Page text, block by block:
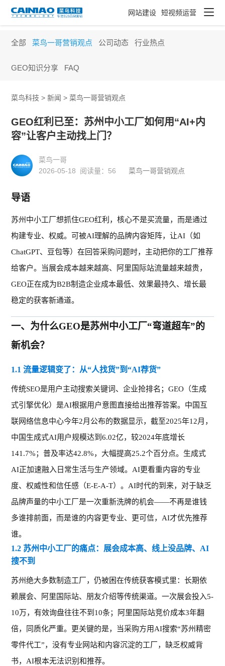
网站建设 短视频运营
全部 菜鸟一哥营销观点 公司动态 行业热点
GEO知识分享 FAQ
菜鸟科技 >新闻 >菜鸟一哥营销观点
GEO红利已至：苏州中小工厂如何用“AI+内
容”让客户主动找上门？
菜鸟一哥
2026-05-18 阅读量： 56 菜鸟一哥营销观点
导语
苏州中小工厂想抓住GEO红利，核心不是买流量，而是通过
构建专业、权威。 可被AI理解的品牌内容矩阵，让AI（如
ChatGPT、 豆包等）在回答采购问题时，主动把你的工厂推荐
给客户。当展会成本越来越高、阿里国际站流量越来越贵，
GEO正在成为B2B制造企业成本最低、效果最持久 、增长最
稳定的获客新通道。
一、 为什么GEO是苏州中小工厂“弯道超车”的
新机会？
1.1 流量逻辑变了：从“人找货”到“AI荐货”
传统SEO是用户主动搜索关键词 、企业抢排名；GEO （生成
式引擎优化）是AI根据用户意图直接给出推荐答案。中国互
联网络信息中心今年2月公布的数据显示，截至2025年12月，
中国生成式AI用户规模达到6.02亿，较2024年底增长
141.7%；普及率达42.8%，大幅提高25.2个百分点。生成式
AI正加速融入日常生活与生产领域。AI更看重内容的专业
度、权威性和信任感（E-E-A-T）。 AI时代的到来， 对于缺乏
品牌声量的中小工厂是一次重新洗牌的机会——不再是谁钱
多谁排前面，而是谁的内容更专业、 更可信， AI才优先推荐
谁。
1.2 苏州中小工厂的痛点：展会成本高、线上没品牌、AI
搜不到
苏州绝大多数制造工厂，仍被困在传统获客模式里：长期依
赖展会、阿里国际站、朋友介绍等传统渠道。一次展会投入5-
10万，有效询盘往往不到10条；阿里国际站竞价成本3年翻
倍，同质化严重。更关键的是，当采购方用AI搜索“苏州精密
零件代工”，没有专业网站和内容沉淀的工厂，缺乏权威背
书， AI根本无法识别和推荐。